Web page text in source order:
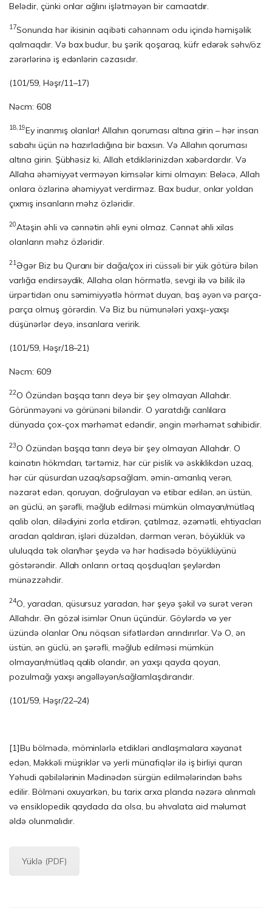
Belədir, çünki onlar ağlını işlətməyən bir camaatdır.
17Sonunda hər ikisinin aqibəti cəhənnəm odu içində həmişəlik
qalmaqdır. Və bax budur, bu şərik qoşaraq, küfr edərək səhv/öz
zərərlərinə iş edənlərin cəzasıdır.
(101/59, Həşr/11–17)
Nəcm: 608
18,19Ey inanmış olanlar! Allahın qoruması altına girin – hər insan
sabahı üçün nə hazırladığına bir baxsın. Və Allahın qoruması
altına girin. Şübhəsiz ki, Allah et­dik­lərinizdən xəbərdardır. Və
Allaha əhəmiyyət verməyən kimsələr kimi olmayın: Belə­cə, Allah
onlara özlərinə əhəmiyyət verdirməz. Bax budur, onlar yoldan
çıxmış insanların məhz özləridir.
20Atəşin əhli və cənnətin əhli eyni olmaz. Cənnət əhli xilas
olanların məhz özləridir.
21Əgər Biz bu Quranı bir dağa/çox iri cüssəli bir yük götürə bilən
varlığa endirsəydik, Allaha olan hörmətlə, sevgi ilə və bilik ilə
ürpərtidən onu səmimiyyətlə hörmət duyan, baş əyən və parça-
parça olmuş görərdin. Və Biz bu nümunələri yaxşı-yaxşı
düşünərlər deyə, insanlara veririk.
(101/59, Həşr/18–21)
Nəcm: 609
22O Özündən başqa tanrı deyə bir şey olmayan Allahdır.
Görünməyəni və görünəni biləndir. O yaratdığı canlılara
dünyada çox-çox mərhəmət edəndir, əngin mərhəmət sahibidir.
23O Özündən başqa tanrı deyə bir şey olmayan Allahdır. O
kainatın hökmdarı, tərtəmiz, hər cür pislik və əskiklikdən uzaq,
hər cür qüsurdan uzaq/sapsağlam, əmin-amanlıq verən,
nəzarət edən, qoruyan, doğrulayan və etibar edilən, ən üstün,
ən güclü, ən şərəfli, məğlub edilməsi mümkün olmayan/mütləq
qalib olan, dilədiyini zorla etdirən, çatılmaz, əzəmətli, ehtiyacları
aradan qaldıran, işləri düzəldən, dərman verən, böyüklük və
ululuqda tək olan/hər şeydə və hər hadisədə böyüklüyünü
göstərəndir. Allah onların ortaq qoşduqları şeylərdən
münəzzəhdir.
24O, yaradan, qüsursuz yaradan, hər şeyə şəkil və surət verən
Allahdır. Ən gözəl isimlər Onun üçündür. Göylərdə və yer
üzündə olanlar Onu nöqsan sifətlərdən arındırırlar. Və O, ən
üstün, ən güclü, ən şərəfli, məğlub edilməsi mümkün
olmayan/mütləq qalib olandır, ən yaxşı qayda qoyan,
pozulmağı yaxşı əngəlləyən/sağlamlaşdırandır.
(101/59, Həşr/22–24)
[1]Bu bölmədə, möminlərlə etdikləri andlaşmalara xəyanət
edən, Məkkəli müşriklər və yerli münafiqlər ilə iş birliyi quran
Yəhudi qəbilələrinin Mədinədən sürgün edilmələrindən bəhs
edilir. Bölməni oxuyarkən, bu tarix arxa planda nəzərə alınmalı
və ensiklopedik qaydada da olsa, bu əhvalata aid məlumat
əldə olunmalıdır.
Yüklə (PDF)